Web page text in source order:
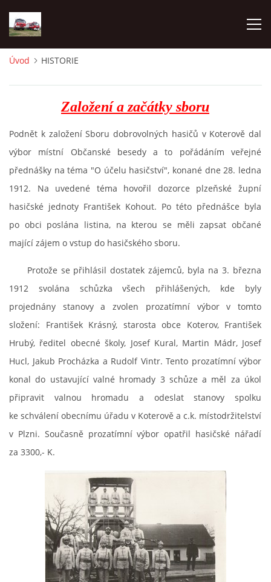
VÝCVIK JPO
ZÁSAHY
PREVENCE
INFORMACE
Sbor dobrovolných hasičů Koterov
Koterovská náves 15
326 00 Plzeň
záznamník/fax.377443505 mob.725725474
hasicikoterov@email.cz
Úvod HISTORIE
Založení a začátky sboru
Podnět k založení Sboru dobrovolných hasičů v Koterově dal
výbor místní Občanské besedy a to pořádáním veřejné
přednášky na téma "O účelu hasičství", konané dne 28. ledna
1912. Na uvedené téma hovořil dozorce plzeňské župní
hasičské jednoty František Kohout. Po této přednášce byla
po obci poslána listina, na kterou se měli zapsat občané
mající zájem o vstup do hasičského sboru.
Protože se přihlásil dostatek zájemců, byla na 3. března
1912 svolána schůzka všech přihlášených, kde byly
projednány stanovy a zvolen prozatímní výbor v tomto
složení: František Krásný, starosta obce Koterov, František
Hrubý, ředitel obecné školy, Josef Kural, Martin Mádr, Josef
Hucl, Jakub Procházka a Rudolf Vintr. Tento prozatímní výbor
konal do ustavující valné hromady 3 schůze a měl za úkol
připravit valnou hromadu a odeslat stanovy spolku
ke schválení obecnímu úřadu v Koterově a c.k. místodržitelství
v Plzni. Současně prozatímní výbor opatřil hasičské nářadí
za 3300,- K.